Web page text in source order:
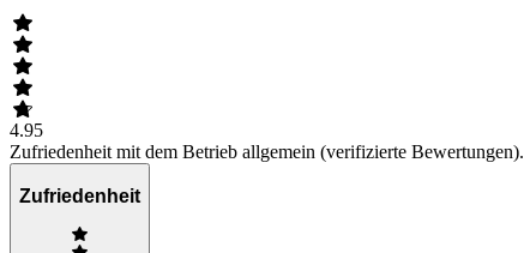
4.95
Zufriedenheit mit dem Betrieb allgemein (verifizierte Bewertungen).
Zufriedenheit